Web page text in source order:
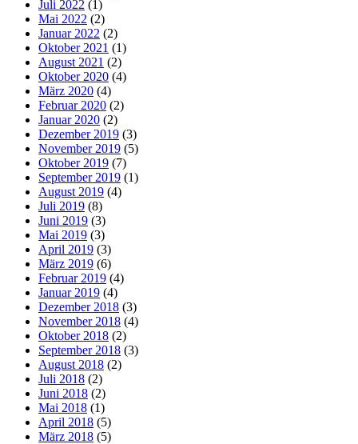
Juli 2022 (1)
Mai 2022 (2)
Januar 2022 (2)
Oktober 2021 (1)
August 2021 (2)
Oktober 2020 (4)
März 2020 (4)
Februar 2020 (2)
Januar 2020 (2)
Dezember 2019 (3)
November 2019 (5)
Oktober 2019 (7)
September 2019 (1)
August 2019 (4)
Juli 2019 (8)
Juni 2019 (3)
Mai 2019 (3)
April 2019 (3)
März 2019 (6)
Februar 2019 (4)
Januar 2019 (4)
Dezember 2018 (3)
November 2018 (4)
Oktober 2018 (2)
September 2018 (3)
August 2018 (2)
Juli 2018 (2)
Juni 2018 (2)
Mai 2018 (1)
April 2018 (5)
März 2018 (5)